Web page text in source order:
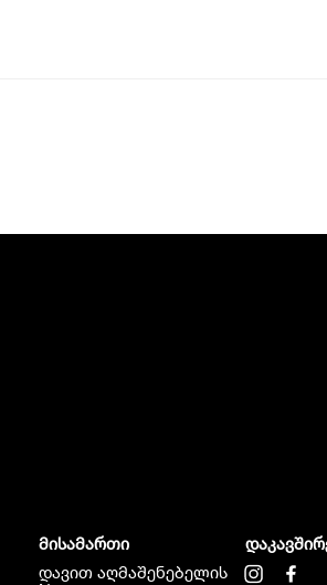
მისამართი
დავით აღმაშენებელის